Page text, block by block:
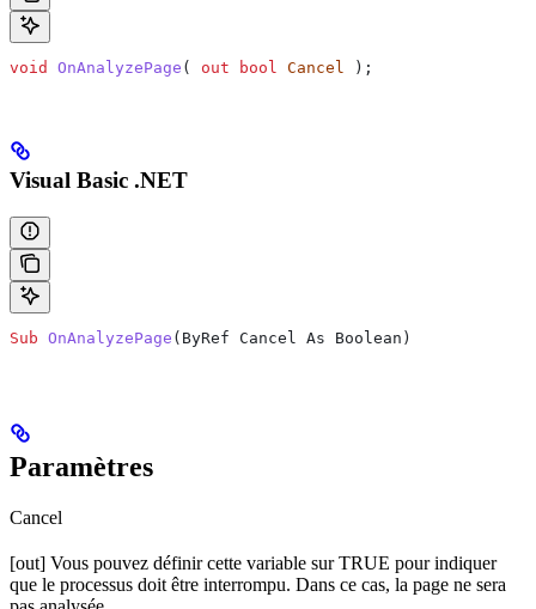
void OnAnalyzePage ( out bool Cancel );
Visual Basic .NET
Sub OnAnalyzePage ( ByRef Cancel As Boolean )
Paramètres
Cancel
[out] Vous pouvez définir cette variable sur TRUE pour indiquer
que le processus doit être interrompu. Dans ce cas, la page ne sera